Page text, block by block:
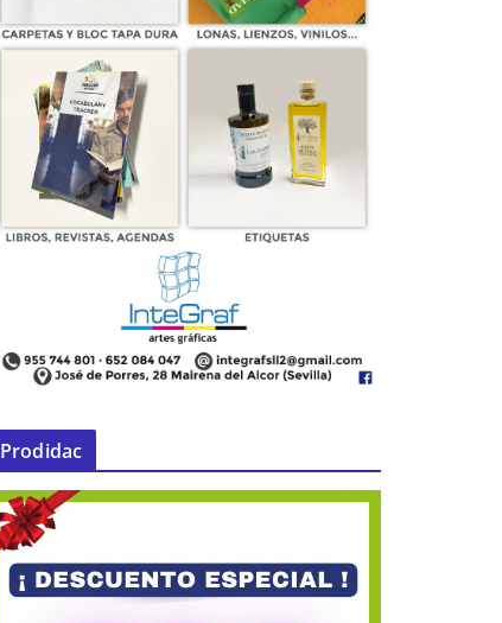
IX Feria del Libro de Mairena del
Alcor
21 de noviembre de 2014
Prodidac